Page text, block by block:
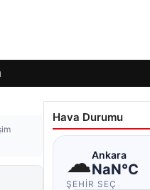
Hava Durumu
☁Ankara
NaN°C
ŞEHIR SEÇ